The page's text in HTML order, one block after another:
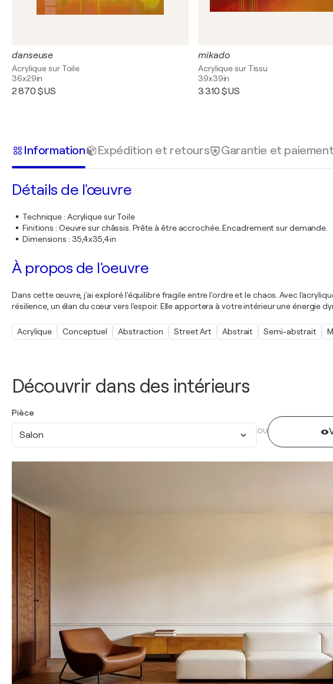
Découvrir dans des intérieurs
Pièce
Salon OU
danseuse
Acrylique sur Toile
36x29in
2 870 $US
mikado
Acrylique sur Tissu
39x39in
3 310 $US
Information Expédition et retours Garantie et paiement
Détails de l'œuvre
Technique: Acrylique sur Toile
Finitions : Oeuvre sur châssis. Prête à être accrochée. Encadrement sur demande.
Dimensions : 35,4x35,4in
À propos de l'oeuvre
Dans cette œuvre, j'ai exploré l'équilibre fragile entre l'ordre et le chaos. Avec
résilience, un élan du cœur vers l'espoir. Elle apportera à votre intérieur une énergie
Acrylique Conceptuel Abstraction Street Art Abstrait Semi-abstrait